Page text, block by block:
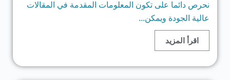
نحرص دائما على تكون المعلومات المقدمة في المقالات
عالية الجودة ويمكن...
اقرأ المزيد